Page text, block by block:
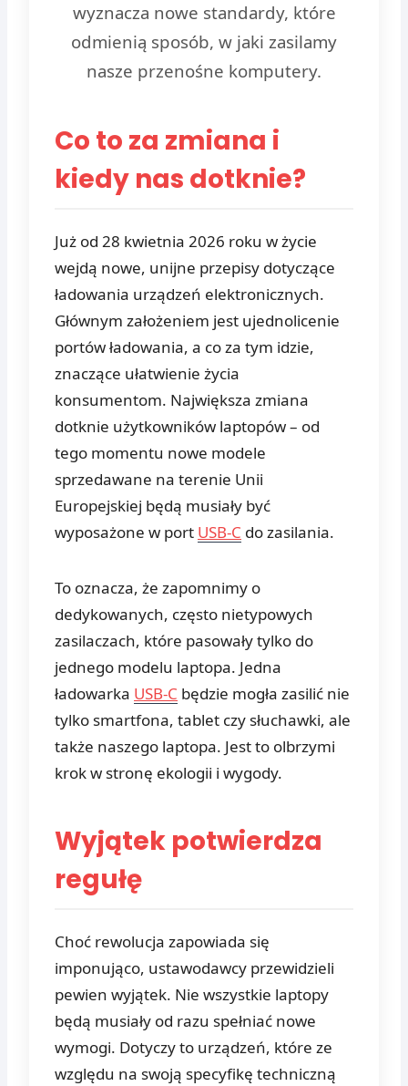
wyznacza nowe standardy, które
odmienią sposób, w jaki zasilamy
nasze przenośne komputery.
Co to za zmiana i
kiedy nas dotknie?
Już od 28 kwietnia 2026 roku w życie
wejdą nowe, unijne przepisy dotyczące
ładowania urządzeń elektronicznych.
Głównym założeniem jest ujednolicenie
portów ładowania, a co za tym idzie,
znaczące ułatwienie życia
konsumentom. Największa zmiana
dotknie użytkowników laptopów – od
tego momentu nowe modele
sprzedawane na terenie Unii
Europejskiej będą musiały być
wyposażone w port USB-C do zasilania.
To oznacza, że zapomnimy o
dedykowanych, często nietypowych
zasilaczach, które pasowały tylko do
jednego modelu laptopa. Jedna
ładowarka USB-C będzie mogła zasilić nie
tylko smartfona, tablet czy słuchawki, ale
także naszego laptopa. Jest to olbrzymi
krok w stronę ekologii i wygody.
Wyjątek potwierdza
regułę
Choć rewolucja zapowiada się
imponująco, ustawodawcy przewidzieli
pewien wyjątek. Nie wszystkie laptopy
będą musiały od razu spełniać nowe
wymogi. Dotyczy to urządzeń, które ze
względu na swoją specyfikę techniczną